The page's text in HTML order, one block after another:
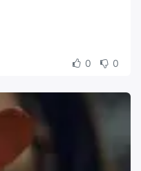
0 0